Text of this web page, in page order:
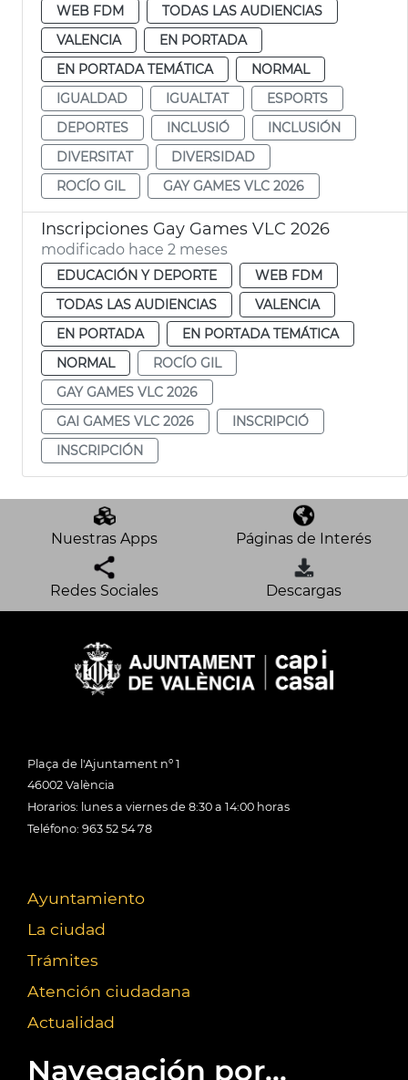
WEB FDM
TODAS LAS AUDIENCIAS
VALENCIA
EN PORTADA
EN PORTADA TEMÁTICA
NORMAL
IGUALDAD
IGUALTAT
ESPORTS
DEPORTES
INCLUSIÓ
INCLUSIÓN
DIVERSITAT
DIVERSIDAD
ROCÍO GIL
GAY GAMES VLC 2026
Inscripciones Gay Games VLC 2026
modificado hace 2 meses
EDUCACIÓN Y DEPORTE
WEB FDM
TODAS LAS AUDIENCIAS
VALENCIA
EN PORTADA
EN PORTADA TEMÁTICA
NORMAL
ROCÍO GIL
GAY GAMES VLC 2026
GAI GAMES VLC 2026
INSCRIPCIÓ
INSCRIPCIÓN
Nuestras Apps Páginas de Interés
Redes Sociales Descargas
Plaça de l'Ajuntament nº 1
46002 València
Horarios: lunes a viernes de 8:30 a 14:00 horas
Teléfono: 963 52 54 78
Ayuntamiento
La ciudad
Trámites
Atención ciudadana
Actualidad
Navegación por...